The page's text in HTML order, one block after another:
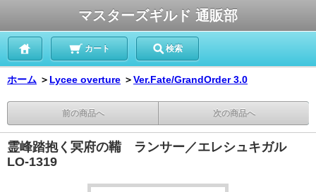
マスターズギルド 通販部
カート 検索
ホーム ＞ Lycee overture ＞Ver.Fate/GrandOrder 3.0
前の商品へ 次の商品へ
霊峰踏抱く冥府の鞴 ランサー／エレシュキガル
LO-1319